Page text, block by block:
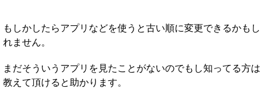
もしかしたらアプリなどを使うと古い順に変更できるかもし
れません。
まだそういうアプリを見たことがないのでもし知ってる方は
教えて頂けると助かります。